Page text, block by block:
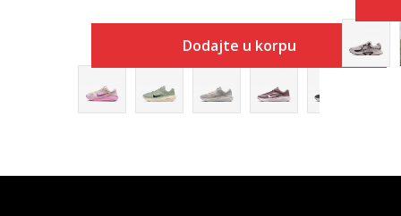
Dodajte u korpu